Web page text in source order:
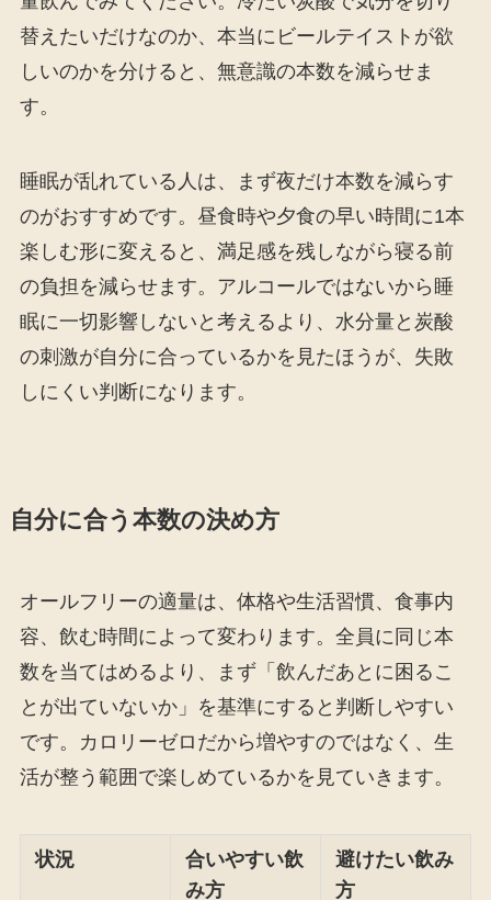
替えたいだけなのか、本当にビールテイストが欲
しいのかを分けると、無意識の本数を減らせま
す。
睡眠が乱れている人は、まず夜だけ本数を減らす
のがおすすめです。昼食時や夕食の早い時間に1本
楽しむ形に変えると、満足感を残しながら寝る前
の負担を減らせます。アルコールではないから睡
眠に一切影響しないと考えるより、水分量と炭酸
の刺激が自分に合っているかを見たほうが、失敗
しにくい判断になります。
自分に合う本数の決め方
オールフリーの適量は、体格や生活習慣、食事内
容、飲む時間によって変わります。全員に同じ本
数を当てはめるより、まず「飲んだあとに困るこ
とが出ていないか」を基準にすると判断しやすい
です。カロリーゼロだから増やすのではなく、生
活が整う範囲で楽しめているかを見ていきます。
状況
合いやすい飲
み方
避けたい飲み
方